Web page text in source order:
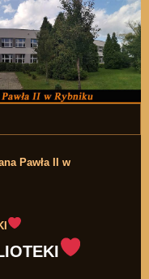
do zawartości
Pawła II w